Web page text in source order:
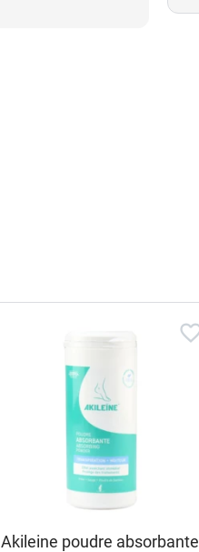
Akileine poudre absorbante